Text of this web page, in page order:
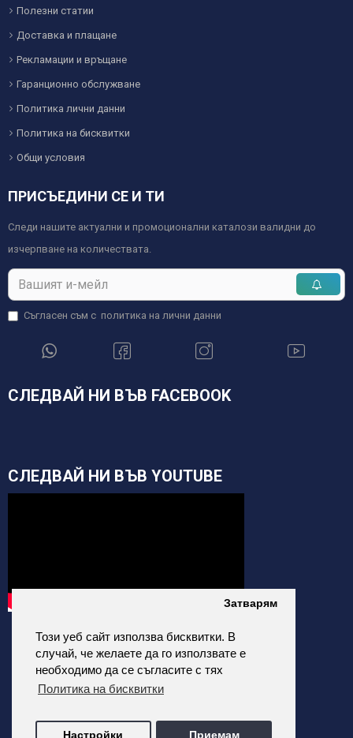
Този уеб сайт използва бисквитки. В
случай, че желаете да го използвате е
необходимо да се съгласите с тях
Политика на бисквитки
Затварям
Настройки Приемам
Полезни статии
Доставка и плащане
Рекламации и връщане
Гаранционно обслужване
Политика лични данни
Политика на бисквитки
Общи условия
ПРИСЪЕДИНИ СЕ И ТИ
Следи нашите актуални и промоционални каталози валидни до
изчерпване на количествата.
Съгласен съм с политика на лични данни
СЛЕДВАЙ НИ ВЪВ FACEBOOK
СЛЕДВАЙ НИ ВЪВ YOUTUBE